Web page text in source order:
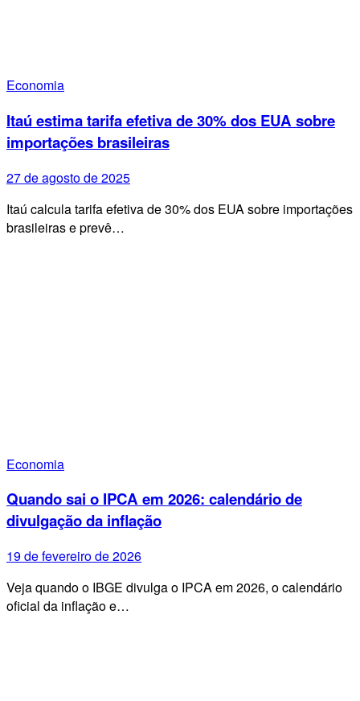
Economia
Itaú estima tarifa efetiva de 30% dos EUA sobre
importações brasileiras
27 de agosto de 2025
Itaú calcula tarifa efetiva de 30% dos EUA sobre importações
brasileiras e prevê…
Economia
Quando sai o IPCA em 2026: calendário de
divulgação da inflação
19 de fevereiro de 2026
Veja quando o IBGE divulga o IPCA em 2026, o calendário
oficial da inflação e…